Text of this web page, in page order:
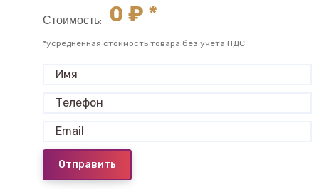
Стоимость: 0 ₽ *
*усреднённая стоимость товара без учета НДС
Отправить